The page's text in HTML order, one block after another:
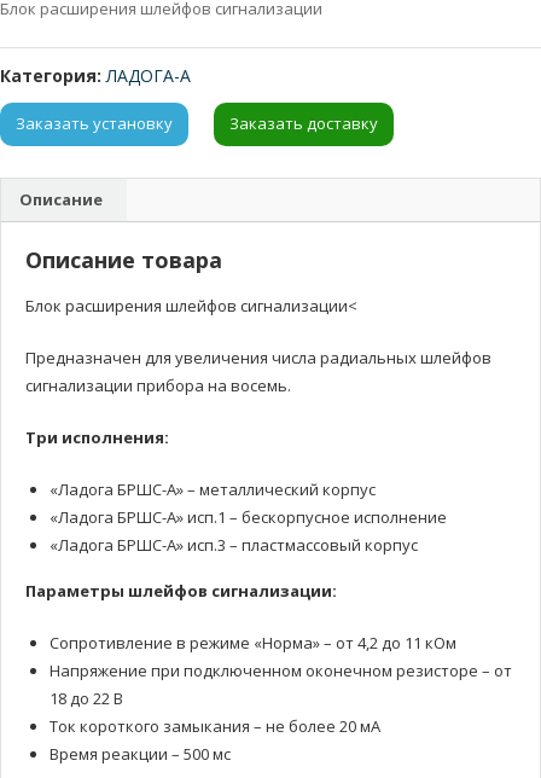
Блок расширения шлейфов сигнализации
Категория:ЛАДОГА-А
Заказать установку Заказать доставку
Описание
Описание товара
Блок расширения шлейфов сигнализации<
Предназначен для увеличения числа радиальных шлейфов
сигнализации прибора на восемь.
Три исполнения:
«Ладога БРШС-А» – металлический корпус
«Ладога БРШС-А» исп.1 – бескорпусное исполнение
«Ладога БРШС-А» исп.3 – пластмассовый корпус
Параметры шлейфов сигнализации:
Сопротивление в режиме «Норма» – от 4,2 до 11 кОм
Напряжение при подключенном оконечном резисторе – от
18 до 22 В
Ток короткого замыкания – не более 20 мА
Время реакции – 500 мс